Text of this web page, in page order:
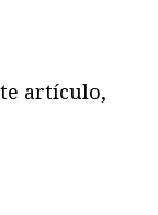
artículo,